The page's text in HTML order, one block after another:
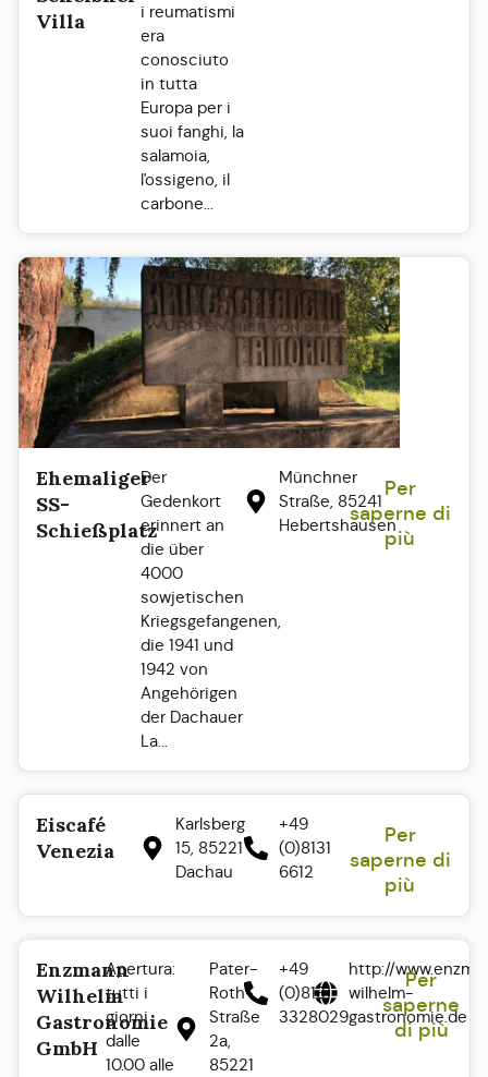
Villa
i reumatismi
era
conosciuto
in tutta
Europa per i
suoi fanghi, la
salamoia,
l'ossigeno, il
carbone...
Ehemaliger
SS-
Schießplatz
Der
Gedenkort
erinnert an
die über
4000
sowjetischen
Kriegsgefangenen,
die 1941 und
1942 von
Angehörigen
der Dachauer
La...
Münchner
Straße, 85241
Hebertshausen
Per
saperne di
più
Eiscafé
Venezia
Karlsberg
15, 85221
Dachau
+49
(0)8131
6612
Per
saperne di
più
Enzmann
Wilhelm
Gastronomie
GmbH
Apertura:
tutti i
giorni
dalle
10.00 alle
Pater-
Roth-
Straße
2a,
85221
+49
(0)8131
3328029
http://
wilhelm-
gastronomie.de
Per
saperne
di più